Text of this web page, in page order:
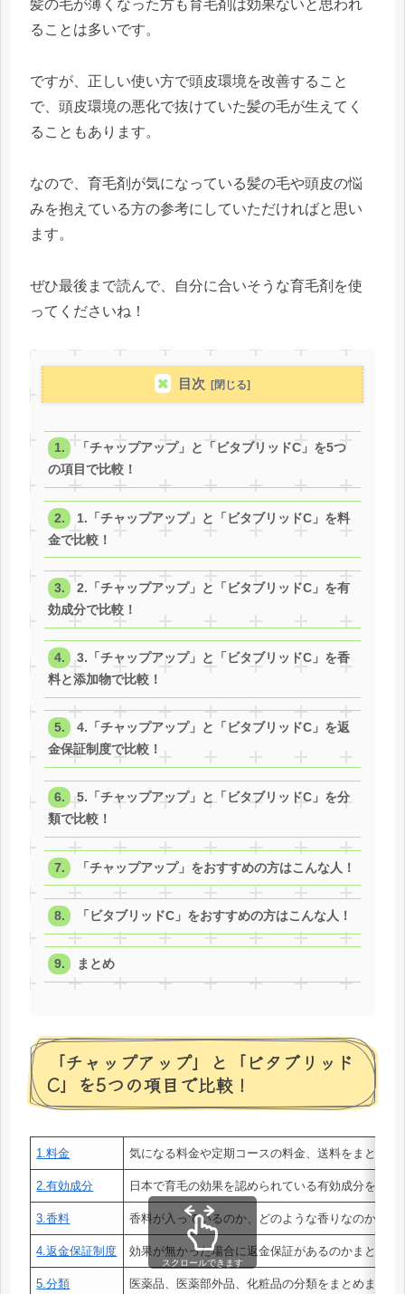
髪の毛が薄くなった方も育毛剤は効果ないと思われ
ることは多いです。
ですが、正しい使い方で頭皮環境を改善すること
で、頭皮環境の悪化で抜けていた髪の毛が生えてく
ることもあります。
なので、育毛剤が気になっている髪の毛や頭皮の悩
みを抱えている方の参考にしていただければと思い
ます。
ぜひ最後まで読んで、自分に合いそうな育毛剤を使
ってくださいね！
目次
「チャップアップ」と「ビタブリッドC」を5つ
の項目で比較！
1.「チャップアップ」と「ビタブリッドC」を料
金で比較！
2.「チャップアップ」と「ビタブリッドC」を有
効成分で比較！
3.「チャップアップ」と「ビタブリッドC」を香
料と添加物で比較！
4.「チャップアップ」と「ビタブリッドC」を返
金保証制度で比較！
5.「チャップアップ」と「ビタブリッドC」を分
類で比較！
「チャップアップ」をおすすめの方はこんな人！
「ビタブリッドC」をおすすめの方はこんな人！
まとめ
「チャップアップ」と「ビタブリッド
C」を5つの項目で比較！
1.料金 気になる料金や定期コースの料金、送料をまとめま
2.有効成分 日本で育毛の効果を認められている有効成分をまと
3.香料 香料が入っているのか、どのような香りなのかまと
4.返金保証制度 効果が無かった場合に返金保証があるのかまとめま
5.分類 医薬品、医薬部外品、化粧品の分類をまとめました
スクロールできます